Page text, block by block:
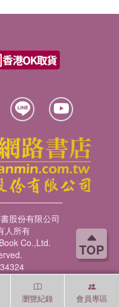
TOP
瀏覽紀錄 會員專區
股份有限公司
人所有
Co.,Ltd.